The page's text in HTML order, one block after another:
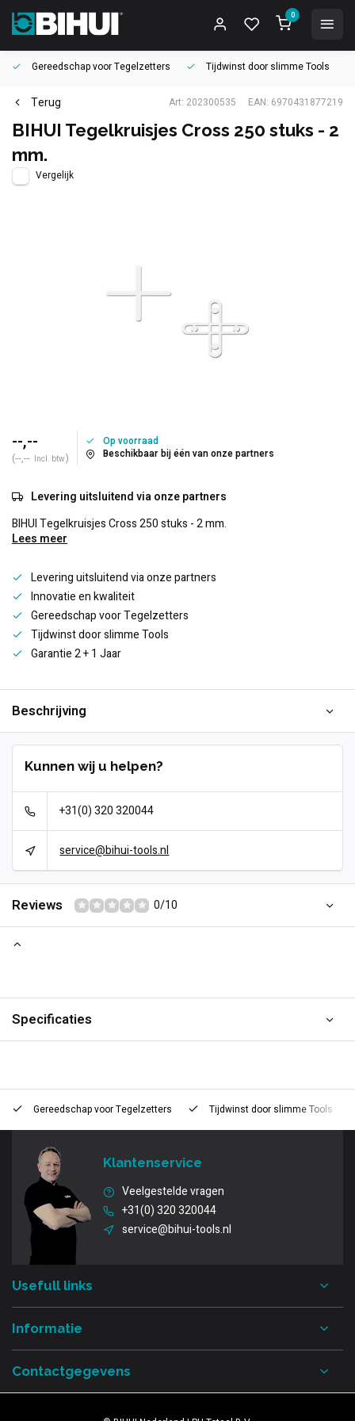
0
Gereedschap voorTegelzetters Tijdwinst door slimme Tools
Terug Art: 202300535 EAN: 6970431877219
BIHUI Tegelkruisjes Cross 250 stuks - 2
mm.
Vergelijk
--,--
(--,-- Incl. btw)
Op voorraad
Beschikbaar bij één van onze partners
Levering uitsluitend via onze partners
BIHUI Tegelkruisjes Cross 250 stuks - 2 mm.
Lees meer
Levering uitsluitend via onze partners
Innovatie en kwaliteit
Gereedschap voor Tegelzetters
Tijdwinst door slimme Tools
Garantie 2 + 1 Jaar
Beschrijving
Kunnen wij u helpen?
+31(0) 320 320044
service@bihui-tools.nl
Reviews 0/10
Specificaties
Gereedschap voorTegelzetters Tijdwinst door slimme Tools
Klantenservice
Veelgestelde vragen
+31(0) 320 320044
service@bihui-tools.nl
Usefull links
Informatie
Contactgegevens